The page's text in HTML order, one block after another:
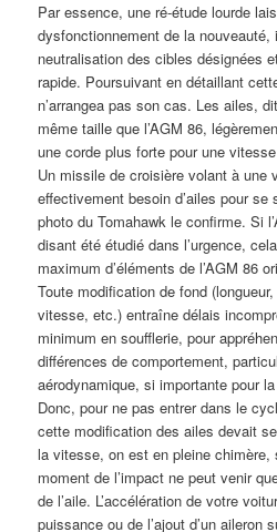
Par essence, une ré-étude lourde
dysfonctionnement de la
neutralisation des cibles désignées
rapide. Poursuivant en détaillant
n’arrangea pas son cas. Les ailes,
même taille que l’AGM 86,
une corde plus forte pour une
Un missile de croisière volant à une
effectivement besoin d’ailes pour se
photo du Tomahawk le confirme. Si
disant été étudié dans l’urgence,
maximum d’éléments de l’AGM 86
Toute modification de fond
vitesse, etc.) entraîne délais
minimum en soufflerie, pour
différences de comportement,
aérodynamique, si importante pour
Donc, pour ne pas entrer dans le
cette modification des ailes devait
la vitesse, on est en pleine chimère,
moment de l’impact ne peut venir
de l’aile. L’accélération de votre
puissance ou de l’ajout d’un aileron